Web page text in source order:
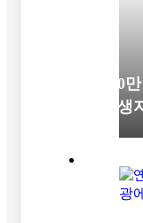
“30
희